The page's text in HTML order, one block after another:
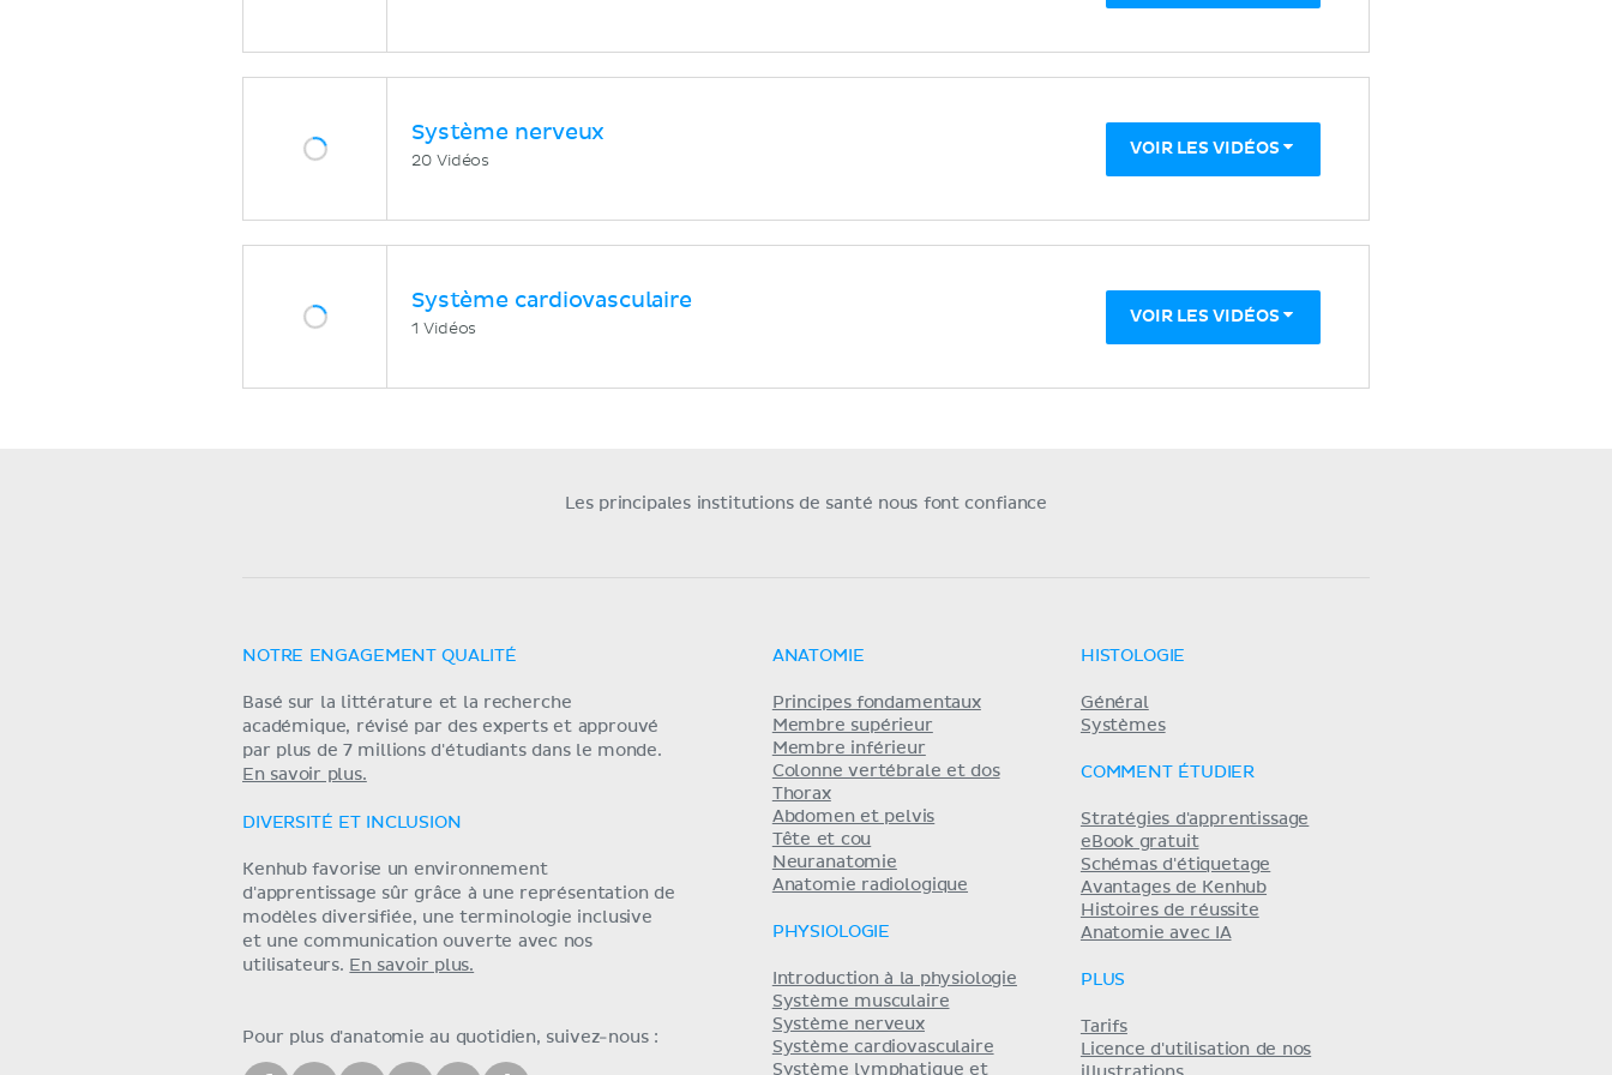
Système nerveux
20 Vidéos
VOIR LES VIDÉOS
Système cardiovasculaire
1 Vidéos
VOIR LES VIDÉOS
Les principales institutions de santé nous font confiance
NOTRE ENGAGEMENT QUALITÉ
Basé sur la littérature et la recherche
académique, révisé par des experts et approuvé
par plus de 7 millions d'étudiants dans le monde.
En savoir plus.
DIVERSITÉ ET INCLUSION
Kenhub favorise un environnement
d'apprentissage sûr grâce à une représentation de
modèles diversifiée, une terminologie inclusive
et une communication ouverte avec nos
utilisateurs. En savoir plus.
Pour plus d'anatomie au quotidien, suivez-nous :
ANATOMIE
Principes fondamentaux
Membre supérieur
Membre inférieur
Colonne vertébrale et dos
Thorax
Abdomen et pelvis
Tête et cou
Neuranatomie
Anatomie radiologique
PHYSIOLOGIE
Introduction à la physiologie
Système musculaire
Système nerveux
Système cardiovasculaire
Système lymphatique et
HISTOLOGIE
Général
Systèmes
COMMENT ÉTUDIER
Stratégies d'apprentissage
eBook gratuit
Schémas d'étiquetage
Avantages de Kenhub
Histoires de réussite
Anatomie avec IA
PLUS
Tarifs
Licence d'utilisation de nos